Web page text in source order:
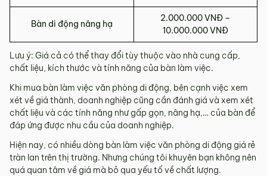
Bàn di động nâng hạ
2.000.000 VNĐ –
10.000.000 VNĐ
Lưu ý: Giá cả có thể thay đổi tùy thuộc vào nhà cung cấp,
chất liệu, kích thước và tính năng của bàn làm việc.
Khi mua bàn làm việc văn phòng di động, bên cạnh việc xem
xét về giá thành, doanh nghiệp cũng cần đánh giá và xem xét
chất liệu và các tính năng như gấp gọn, nâng hạ,… của bàn để
đáp ứng được nhu cầu của doanh nghiệp.
Hiện nay, có nhiều dòng bàn làm việc văn phòng di động giá rẻ
tràn lan trên thị trường. Nhưng chúng tôi khuyên bạn không nên
quá quan tâm về giá mà bỏ qua yếu tố về chất lượng.